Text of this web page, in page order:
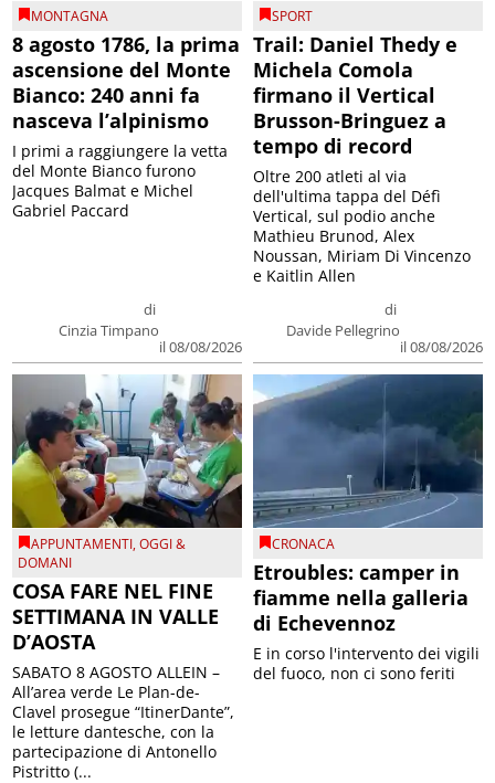
MONTAGNA
8 agosto 1786, la prima
ascensione del Monte
Bianco: 240 anni fa
nasceva l’alpinismo
di
Cinzia Timpano
il 08/08/2026
I primi a raggiungere la vetta
del Monte Bianco furono
Jacques Balmat e Michel
Gabriel Paccard
SPORT
Trail: Daniel Thedy e
Michela Comola
firmano il Vertical
Brusson-Bringuez a
tempo di record
di
Davide Pellegrino
il 08/08/2026
Oltre 200 atleti al via
dell'ultima tappa del Défì
Vertical, sul podio anche
Mathieu Brunod, Alex
Noussan, Miriam Di Vincenzo
e Kaitlin Allen
APPUNTAMENTI,OGGI &
DOMANI
COSA FARE NEL FINE
SETTIMANA IN VALLE
D’AOSTA
SABATO 8 AGOSTO ALLEIN –
All’area verde Le Plan-de-
Clavel prosegue “ItinerDante”,
le letture dantesche, con la
partecipazione di Antonello
Pistritto (...
CRONACA
Etroubles: camper in
fiamme nella galleria
di Echevennoz
E in corso l'intervento dei vigili
del fuoco, non ci sono feriti